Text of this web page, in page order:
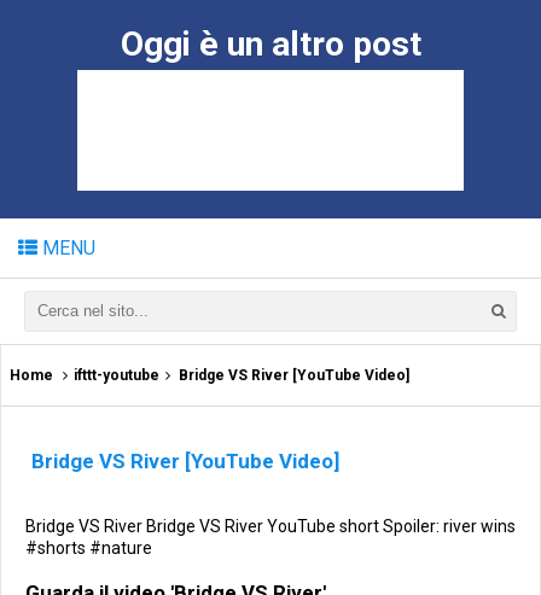
Oggi è un altro post
MENU
Home ifttt-youtube Bridge VS River [YouTube Video]
Bridge VS River [YouTube Video]
Bridge VS River Bridge VS River YouTube short Spoiler: river wins
#shorts #nature